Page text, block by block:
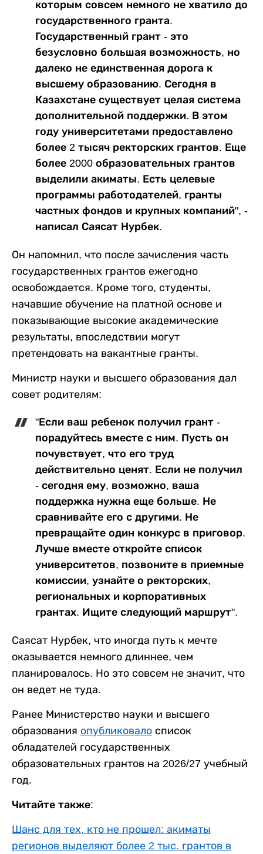
которым совсем немного не хватило до
государственного гранта.
Государственный грант - это
безусловно большая возможность, но
далеко не единственная дорога к
высшему образованию. Сегодня в
Казахстане существует целая система
дополнительной поддержки. В этом
году университетами предоставлено
более 2 тысяч ректорских грантов. Еще
более 2000 образовательных грантов
выделили акиматы. Есть целевые
программы работодателей, гранты
частных фондов и крупных компаний", -
написал Саясат Нурбек.
Он напомнил, что после зачисления часть
государственных грантов ежегодно
освобождается. Кроме того, студенты,
начавшие обучение на платной основе и
показывающие высокие академические
результаты, впоследствии могут
претендовать на вакантные гранты.
Министр науки и высшего образования дал
совет родителям:
"Если ваш ребенок получил грант -
порадуйтесь вместе с ним. Пусть он
почувствует, что его труд
действительно ценят. Если не получил
- сегодня ему, возможно, ваша
поддержка нужна еще больше. Не
сравнивайте его с другими. Не
превращайте один конкурс в приговор.
Лучше вместе откройте список
университетов, позвоните в приемные
комиссии, узнайте о ректорских,
региональных и корпоративных
грантах. Ищите следующий маршрут".
Саясат Нурбек, что иногда путь к мечте
оказывается немного длиннее, чем
планировалось. Но это совсем не значит, что
он ведет не туда.
Ранее Министерство науки и высшего
образования опубликовало список
обладателей государственных
образовательных грантов на 2026/27 учебный
год.
Читайте также:
Шанс для тех, кто не прошел: акиматы
регионов выделяют более 2 тыс. грантов в